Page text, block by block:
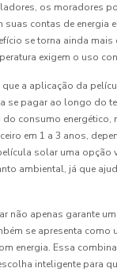
os moradores
suas contas de energia
se torna ainda mais
exigem o uso
a aplicação da
se pagar ao longo do
consumo
em 1 a 3 anos,
solar uma opção
ambiental, já que
não apenas garante
se apresenta como
energia. Essa
inteligente para